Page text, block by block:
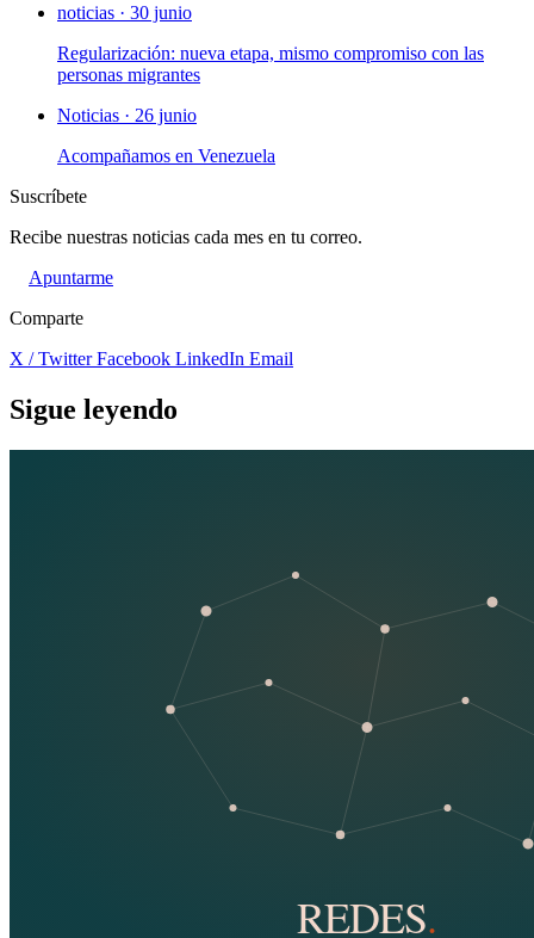
noticias · 30 junio
Regularización: nueva etapa, mismo compromiso con las
personas migrantes
Noticias · 26 junio
Acompañamos en Venezuela
Suscríbete
Recibe nuestras noticias cada mes en tu correo.
Apuntarme
Comparte
X / TwitterFacebook LinkedIn Email
Sigue leyendo